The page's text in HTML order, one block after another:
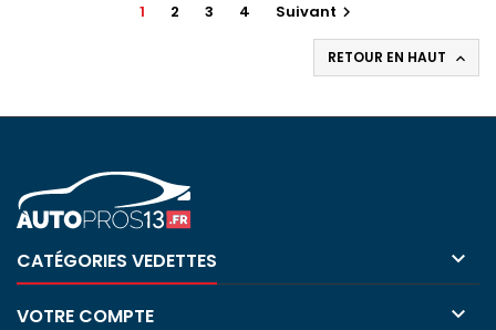
1 2 3 4 Suivant 
RETOUR EN HAUT 
CATÉGORIES VEDETTES 
VOTRE COMPTE 